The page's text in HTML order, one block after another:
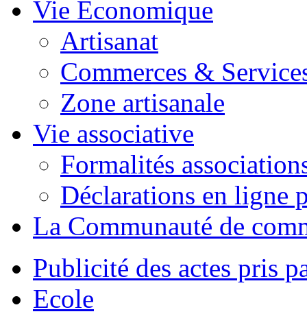
Vie Economique
Artisanat
Commerces &
Zone artisanale
Vie associative
Formalités
Déclarations en ligne
La Communauté de
Publicité des actes pris
Ecole